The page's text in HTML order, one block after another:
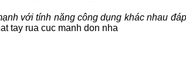
với tính năng công dụng khác nhau